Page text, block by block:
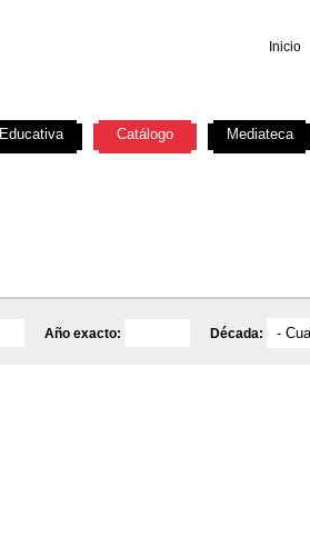
Inicio
Año exacto: Década:
Educativa Catálogo Mediateca